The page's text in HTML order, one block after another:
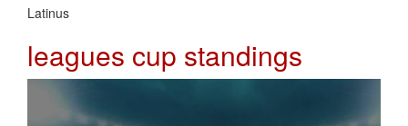
Latinus
leagues cup standings